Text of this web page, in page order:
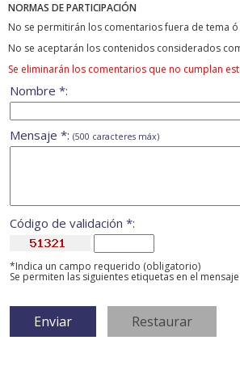
NORMAS DE PARTICIPACIÓN
No se permitirán los comentarios fuera de tema
No se aceptarán los contenidos considerados
Se eliminarán los comentarios que no cumplan
Nombre *:
Mensaje *: (500 caracteres máx)
Código de validación *:
*Indica un campo requerido (obligatorio)
Se permiten las siguientes etiquetas en el